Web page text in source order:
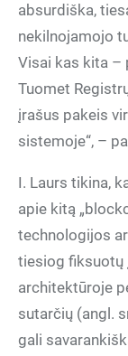
absurdiška,
nekilnojamojo
Visai kas kita –
Tuomet
įrašus pakeis
sistemoje“, –
I. Laurs tikina,
apie kitą
technologijos
tiesiog fiksuotų
architektūroje
sutarčių (angl.
gali